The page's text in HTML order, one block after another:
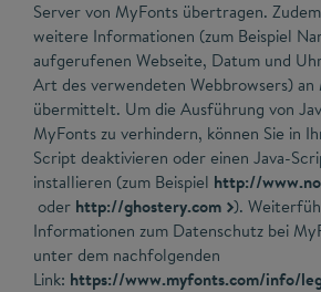
Server von MyFonts übertragen.
weitere Informationen (zum Beispiel
aufgerufenen Webseite, Datum und
Art des verwendeten Webbrowsers) an
übermittelt. Um die Ausführung von
MyFonts zu verhindern, können Sie in
Script deaktivieren oder einen Java-
installieren (zum Beispiel http://
oder http://ghostery.com ).
Informationen zum Datenschutz bei
unter dem nachfolgenden
Link: https://www.myfonts.com/info/